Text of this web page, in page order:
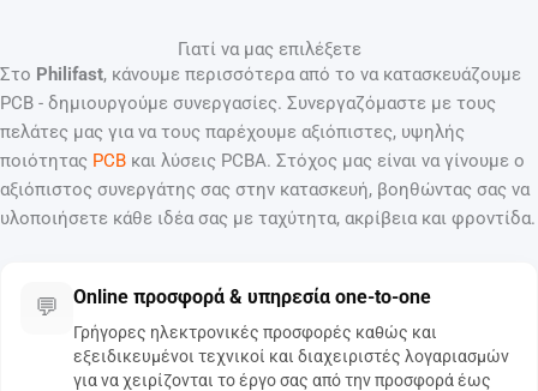
Γιατί να μας επιλέξετε
Στο Philifast, κάνουμε περισσότερα από το να κατασκευάζουμε
PCB - δημιουργούμε συνεργασίες. Συνεργαζόμαστε με τους
πελάτες μας για να τους παρέχουμε αξιόπιστες, υψηλής
ποιότητας PCB και λύσεις PCBA. Στόχος μας είναι να γίνουμε ο
αξιόπιστος συνεργάτης σας στην κατασκευή, βοηθώντας σας να
υλοποιήσετε κάθε ιδέα σας με ταχύτητα, ακρίβεια και φροντίδα.
💬 Online προσφορά & υπηρεσία one-to-one
Γρήγορες ηλεκτρονικές προσφορές καθώς και
εξειδικευμένοι τεχνικοί και διαχειριστές λογαριασμών
για να χειρίζονται το έργο σας από την προσφορά έως